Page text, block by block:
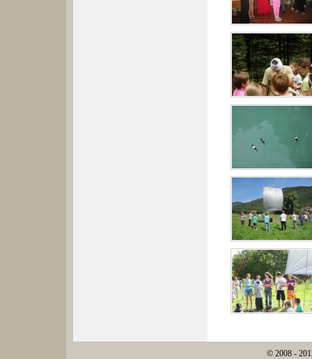
© 2008 -